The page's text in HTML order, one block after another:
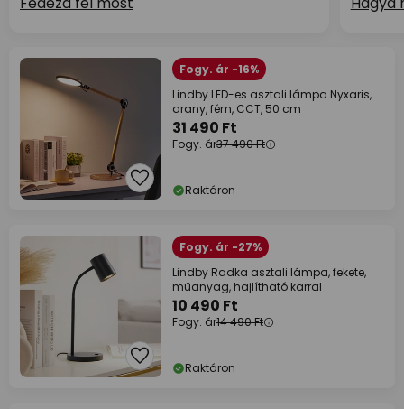
Fogy. ár -16%
Lindby LED-es asztali lámpa Nyxaris,
arany, fém, CCT, 50 cm
31 490 Ft
Fogy. ár37 490 Ft
Raktáron
Fogy. ár -27%
Lindby Radka asztali lámpa, fekete,
műanyag, hajlítható karral
10 490 Ft
Fogy. ár14 490 Ft
Raktáron